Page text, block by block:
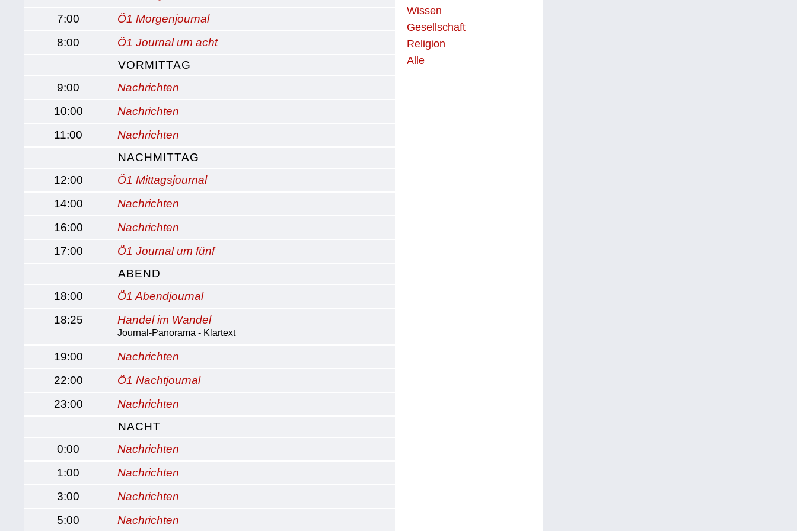
Wissen
Gesellschaft
Religion
Alle
7:00
Ö1 Morgenjournal
8:00
Ö1 Journal um acht
VORMITTAG
9:00
Nachrichten
10:00
Nachrichten
11:00
Nachrichten
NACHMITTAG
12:00
Ö1 Mittagsjournal
14:00
Nachrichten
16:00
Nachrichten
17:00
Ö1 Journal um fünf
ABEND
18:00
Ö1 Abendjournal
18:25
Handel im Wandel
Journal-Panorama - Klartext
19:00
Nachrichten
22:00
Ö1 Nachtjournal
23:00
Nachrichten
NACHT
0:00
Nachrichten
1:00
Nachrichten
3:00
Nachrichten
5:00
Nachrichten